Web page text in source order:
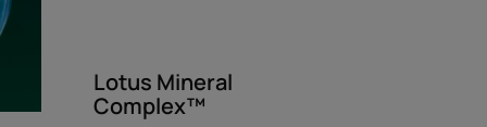
Lotus Mineral
Complex™